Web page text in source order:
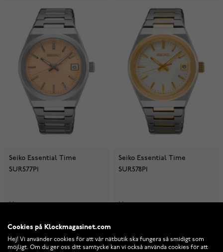
Seiko Essential Time
SUR577P1
I lager
Seiko Essential Time
SUR578P1
I lager
Cookies på Klockmagasinet.com
Hej! Vi använder cookies för att vår nätbutik ska fungera så smidigt som
möjligt. Om du ger oss ditt samtycke kan vi också använda cookies för att